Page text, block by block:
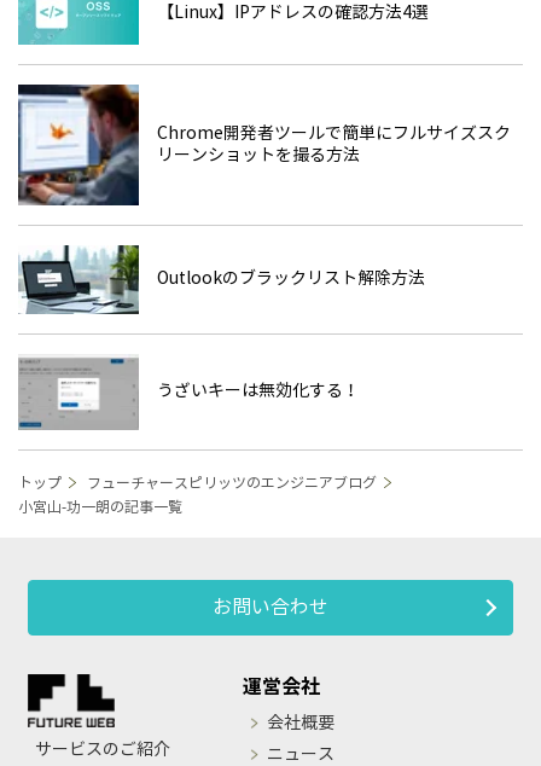
【Linux】IPアドレスの確認方法4選
Chrome開発者ツールで簡単にフルサイズスク
リーンショットを撮る方法
Outlookのブラックリスト解除方法
うざいキーは無効化する！
トップ
フューチャースピリッツのエンジニアブログ
小宮山-功一朗の記事一覧
お問い合わせ
サービスのご紹介
運営会社
会社概要
ニュース